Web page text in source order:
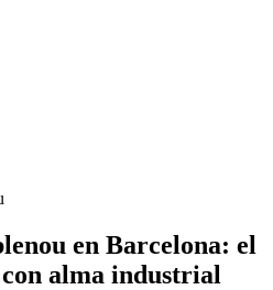
en Barcelona: el
alma industrial